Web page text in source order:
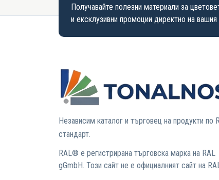
Получавайте полезни материали за
и ексклузивни промоции директно на
Независим каталог и търговец на продукти по
стандарт.
RAL® е регистрирана търговска марка на RAL
gGmbH. Този сайт не е официалният сайт на